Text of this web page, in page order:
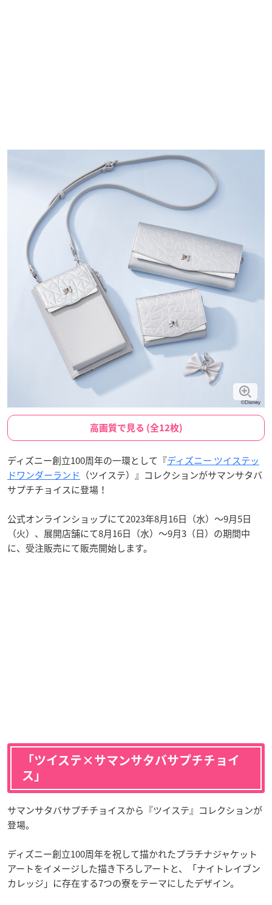
高画質で見る (全12枚)
ディズニー創立100周年の一環として『ディズニー ツイステッ
ドワンダーランド （ツイステ）』コレクションがサマンサタバ
サプチチョイスに登場！
公式オンラインショップにて2023年8月16日（水）～9月5日
（火）、展開店舗にて8月16日（水）～9月3（日）の期間中
に、受注販売にて販売開始します。
「ツイステ×サマンサタバサプチチョイ
ス」
サマンサタバサプチチョイスから『ツイステ』コレクションが
登場。
ディズニー創立100周年を祝して描かれたプラチナジャケット
アートをイメージした描き下ろしアートと、「ナイトレイブン
カレッジ」に存在する7つの寮をテーマにしたデザイン。